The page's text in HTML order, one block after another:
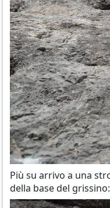
Più su arrivo a una
della base del grissino: